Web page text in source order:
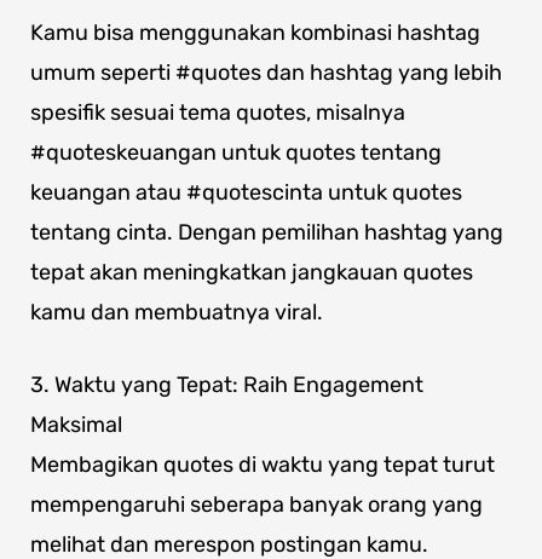
Kamu bisa menggunakan kombinasi hashtag
umum seperti #quotes dan hashtag yang lebih
spesifik sesuai tema quotes, misalnya
#quoteskeuangan untuk quotes tentang
keuangan atau #quotescinta untuk quotes
tentang cinta. Dengan pemilihan hashtag yang
tepat akan meningkatkan jangkauan quotes
kamu dan membuatnya viral.
3. Waktu yang Tepat: Raih Engagement
Maksimal
Membagikan quotes di waktu yang tepat turut
mempengaruhi seberapa banyak orang yang
melihat dan merespon postingan kamu.